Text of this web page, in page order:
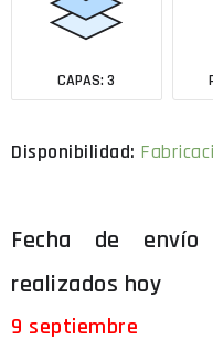
CAPAS: 3
9 septiembre